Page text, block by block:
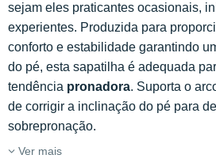
sejam eles praticantes ocasionais,
experientes. Produzida para
conforto e estabilidade garantindo
do pé, esta sapatilha é adequada
tendência pronadora. Suporta o
de corrigir a inclinação do pé para
sobrepronação.
Ver mais